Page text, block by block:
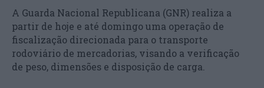
A Guarda Nacional Republicana (GNR) realiza a
partir de hoje e até domingo uma operação de
fiscalização direcionada para o transporte
rodoviário de mercadorias, visando a verificação
de peso, dimensões e disposição de carga.